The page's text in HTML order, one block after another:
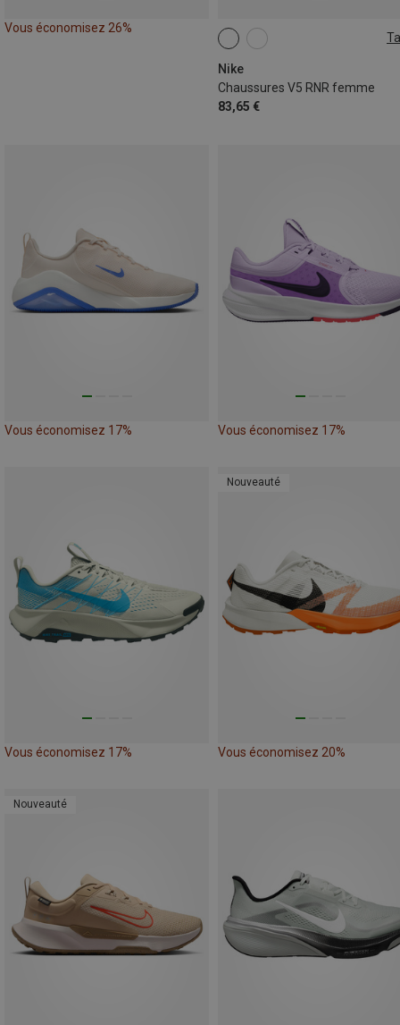
Vous économisez 26%
Nike
Chaussures V5 RNR femme
83,65 €
Vous économisez 17% Vous économisez 17%
Vous économisez 17%
Nouveauté
Vous économisez 20%
Nouveauté